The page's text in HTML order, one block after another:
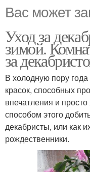
Вас может
Уход за
зимой.
за
В холодную пору года
красок, способных
впечатления и
способом этого
декабристы, или как
рождественники.